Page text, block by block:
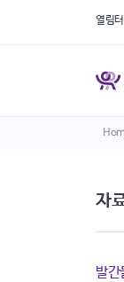
열림터
자
발간